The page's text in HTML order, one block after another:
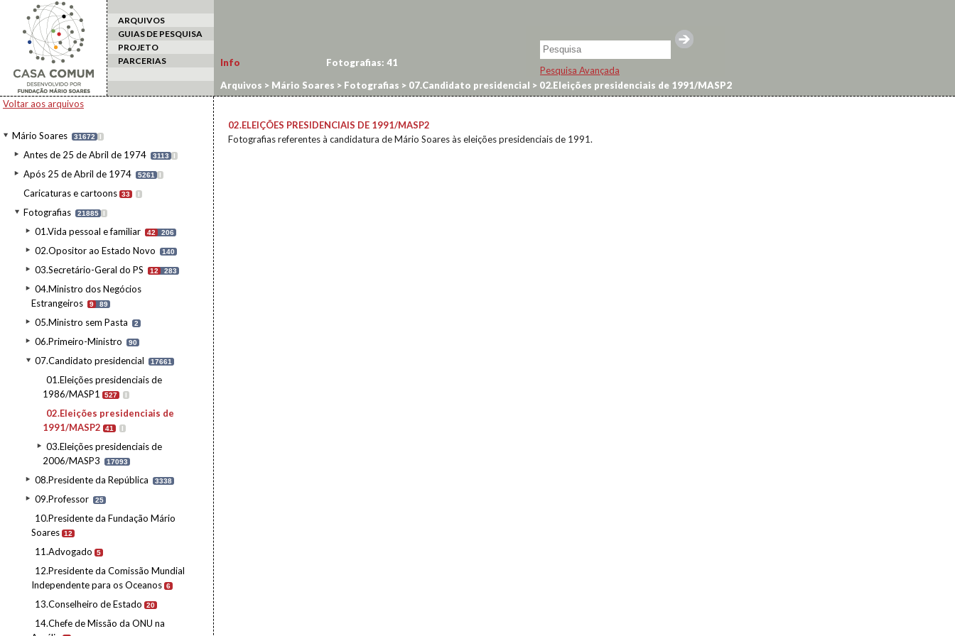
ARQUIVOS
GUIAS DE PESQUISA
PROJETO
PARCERIAS
Pesquisa Avançada
Voltar aos arquivos
Mário Soares 31672 I
Antes de 25 de Abril de 1974 3113 I
Após 25 de Abril de 1974 5261 I
Caricaturas e cartoons 33 I
Fotografias 21885 I
01.Vida pessoal e familiar 42 206
02.Opositor ao Estado Novo 140
03.Secretário-Geral do PS 12 283
04.Ministro dos Negócios
Estrangeiros
9 89
05.Ministro sem Pasta 2
06.Primeiro-Ministro 90
07.Candidato presidencial 17661
01.Eleições presidenciais de
1986/MASP1
527 I
02.Eleições presidenciais de
1991/MASP2
41 I
03.Eleições presidenciais de
2006/MASP3
17093
08.Presidente da República 3338
09.Professor 25
10.Presidente da Fundação Mário
Soares 12
11.Advogado 5
12.Presidente da Comissão Mundial
Independente para os Oceanos 6
13.Conselheiro de Estado 20
14.Chefe de Missão da ONU na
Info Fotografias: 41
Arquivos > Mário Soares > Fotografias > 07.Candidato presidencial > 02.Eleições presidenciais de 1991/MASP2
02.ELEIÇÕES PRESIDENCIAIS DE 1991/MASP2
Fotografias referentes à candidatura de Mário Soares às eleições presidenciais de 1991.